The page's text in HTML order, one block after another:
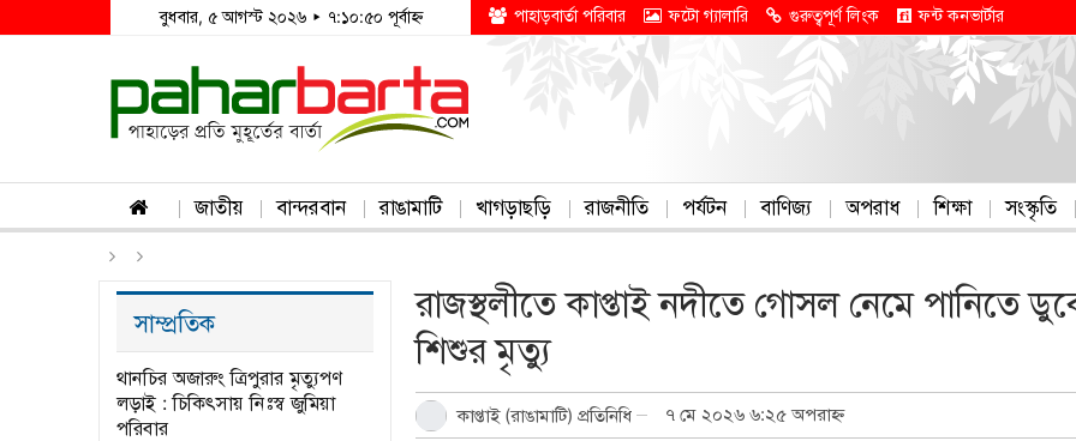
বুধবার, ৫ আগস্ট ২০২৬ ▸ ৭:১০:৫০ পূর্বাহ্ন পাহাড়বার্তা পরিবার ফটো গ্যালারি গুরুত্বপূর্ণ লিংক ফন্ট কনভার্টার
জাতীয় বান্দরবান রাঙামাটি খাগড়াছড়ি রাজনীতি পর্যটন বাণিজ্য অপরাধ শিক্ষা সংস্কৃতি
রাজস্থলীতে কাপ্তাই নদীতে গোসল নেমে পানিতে
শিশুর মৃত্যু
কাপ্তাই (রাঙামাটি) প্রতিনিধি ৭ মে ২০২৬ ৬:২৫ অপরাহ্ন
সাম্প্রতিক
থানচির অজারুং ত্রিপুরার মৃত্যুপণ
লড়াই : চিকিৎসায় নিঃস্ব জুমিয়া
পরিবার